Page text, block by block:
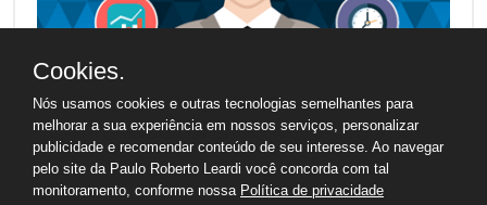
Cookies.
Nós usamos cookies e outras tecnologias semelhantes para
melhorar a sua experiência em nossos serviços, personalizar
publicidade e recomendar conteúdo de seu interesse. Ao navegar
pelo site da Paulo Roberto Leardi você concorda com tal
monitoramento, conforme nossa Política de privacidade